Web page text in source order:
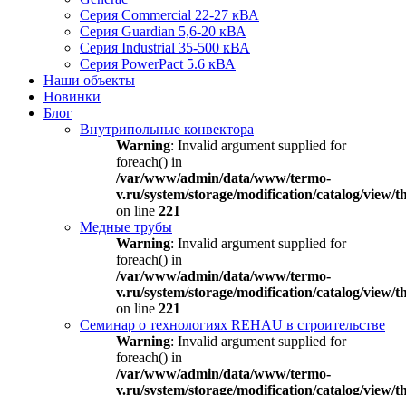
Серия Commercial 22-27 кВА
Серия Guardian 5,6-20 кВА
Серия Industrial 35-500 кВА
Серия PowerPact 5.6 кВА
Наши объекты
Новинки
Блог
Внутрипольные конвектора
Warning: Invalid argument supplied for
foreach() in
/var/www/admin/data/www/termo-
v.ru/system/storage/modification/catalog/view/
on line 221
Медные трубы
Warning: Invalid argument supplied for
foreach() in
/var/www/admin/data/www/termo-
v.ru/system/storage/modification/catalog/view/
on line 221
Семинар о технологиях REHAU в строительстве
Warning: Invalid argument supplied for
foreach() in
/var/www/admin/data/www/termo-
v.ru/system/storage/modification/catalog/view/